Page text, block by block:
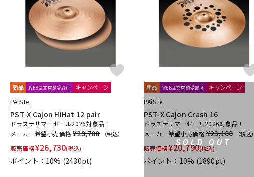
DJ機器 DTM
新品 WEB注文店頭受取可 キャンペーン
PAiSTe
PST-X Cajon HiHat 12 pair
ドラステサマーセール2026対象品！
メーカー希望小売価格¥29,700 （税込）
販売価格¥26,730(税込)
ポイント：10% (2430pt)
SOLD OUT
新品 WEB注文店頭受取可 キャンペーン
PAiSTe
PST-X Cajon Crash 16
ドラステサマーセール2026対象品！
メーカー希望小売価格 ¥23,100 （税込）
販売価格¥20,790(税込)
ポイント：10% (1890pt)